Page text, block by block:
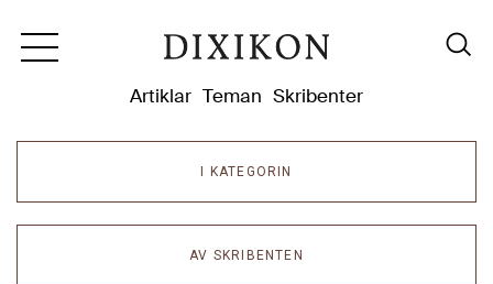
Artiklar Teman Skribenter
I KATEGORIN
AV SKRIBENTEN